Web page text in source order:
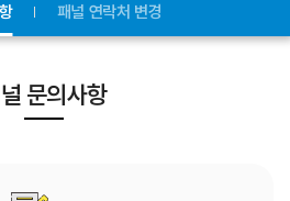
패널 연락처 변경
문의사항